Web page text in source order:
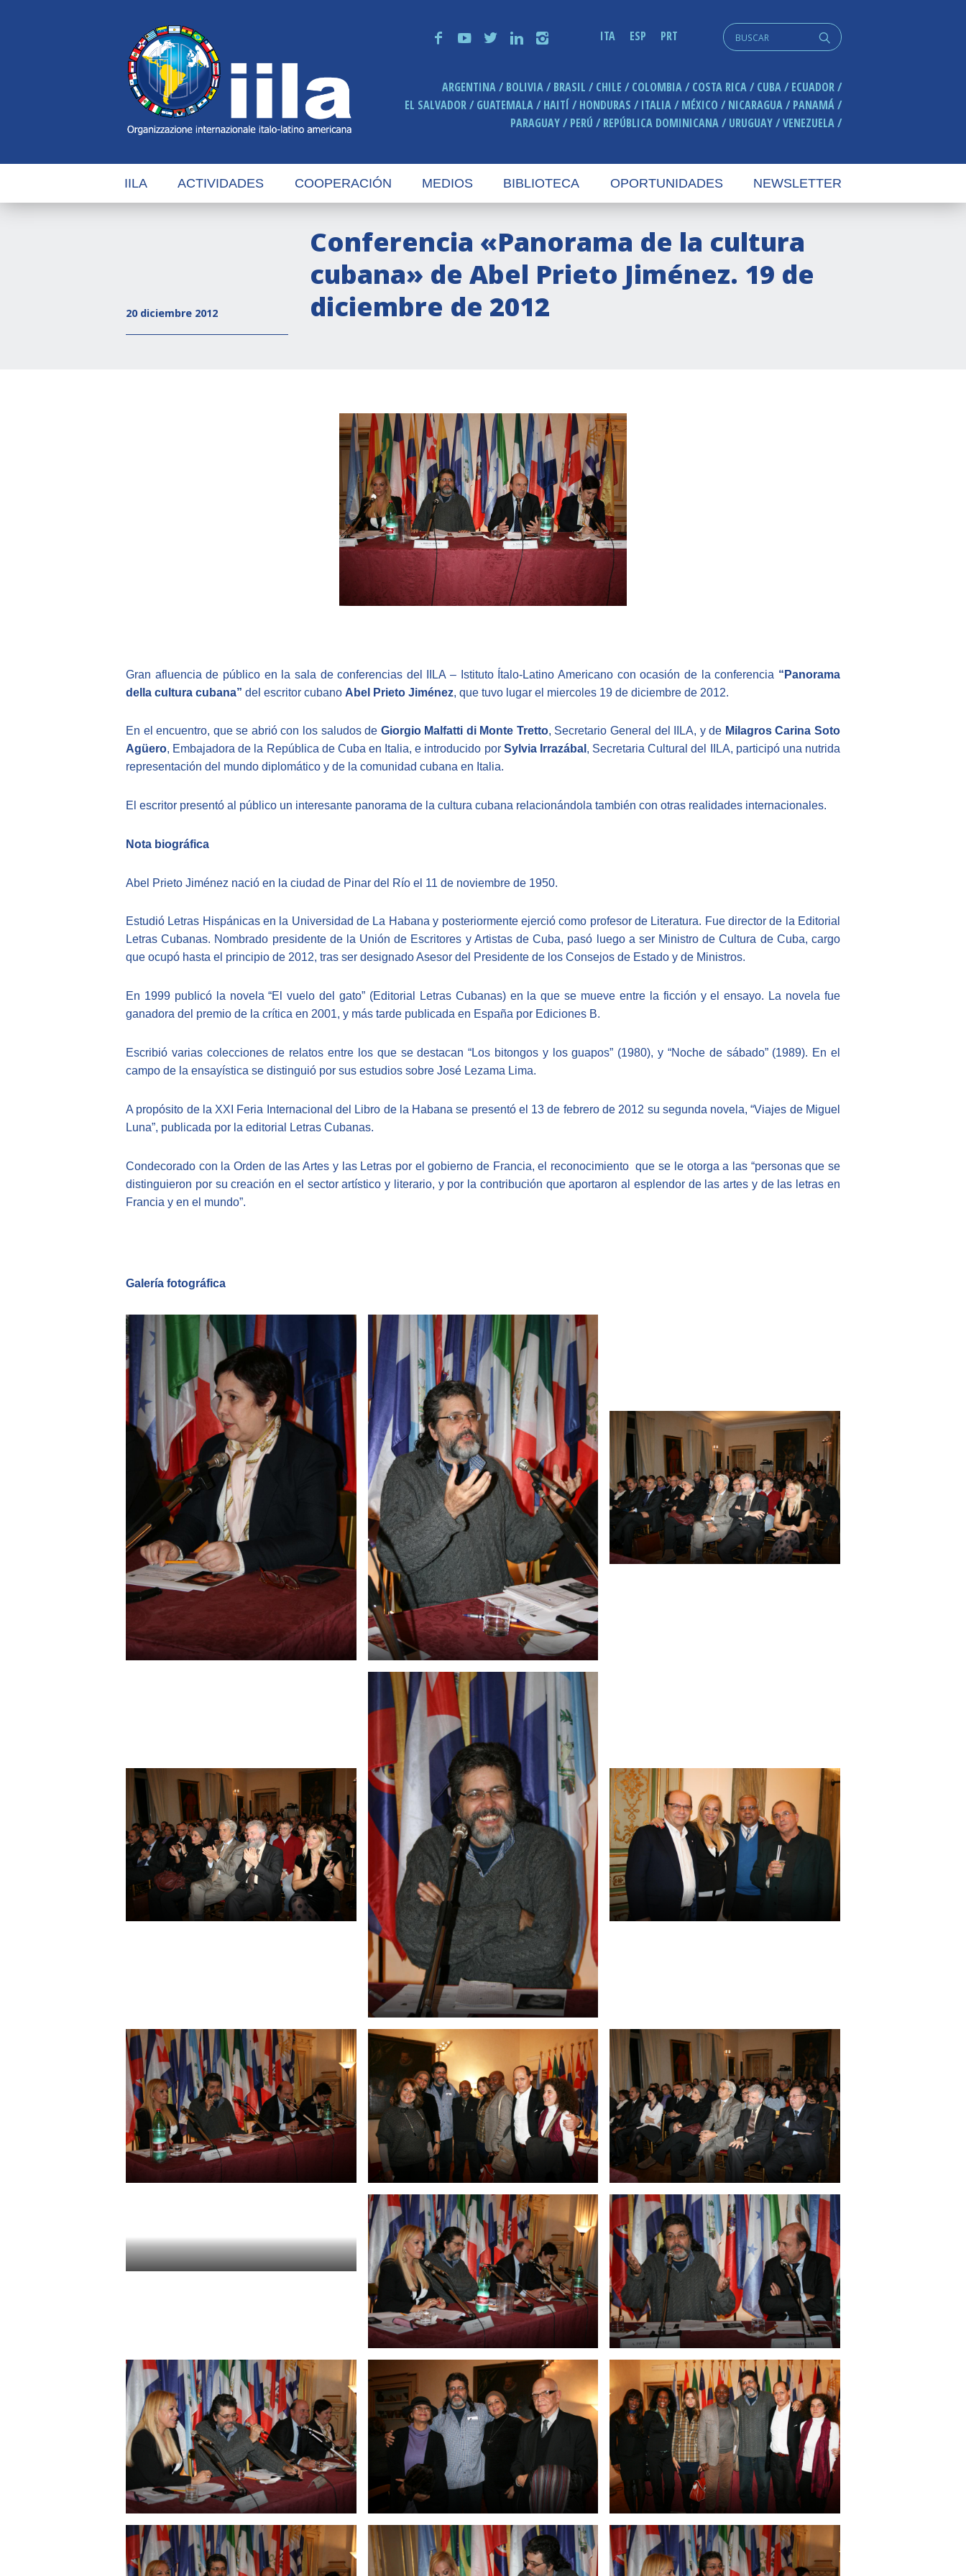
f y t n i ITA ESP PRT q
Search
for:
ARGENTINA BOLIVIA BRASIL CHILE COLOMBIA COSTA RICA CUBA
ECUADOR
EL SALVADOR
GUATEMALA HAITÍ HONDURAS ITALIA MÉXICO NICARAGUA
PANAMÁ
PARAGUAY
PERÚ REPÚBLICA DOMINICANA URUGUAY VENEZUELA
IILA ACTIVIDADES COOPERACIÓN MEDIOS BIBLIOTECA OPORTUNIDADES NEWSLETTER
20 diciembre 2012
Conferencia «Panorama de la cultura
cubana» de Abel Prieto Jiménez. 19 de
diciembre de 2012
Gran afluencia de público en la sala de conferencias del IILA – Istituto Ítalo-Latino Americano con ocasión de la conferencia “Panorama
della cultura cubana” del escritor cubano Abel Prieto Jiménez, que tuvo lugar el miercoles 19 de diciembre de 2012.
En el encuentro, que se abrió con los saludos de Giorgio Malfatti di Monte Tretto, Secretario General del IILA, y de Milagros Carina Soto
Agüero, Embajadora de la República de Cuba en Italia, e introducido por Sylvia Irrazábal , Secretaria Cultural del IILA, participó una nutrida
representación del mundo diplomático y de la comunidad cubana en Italia.
El escritor presentó al público un interesante panorama de la cultura cubana relacionándola también con otras realidades internacionales.
Nota biográfica
Abel Prieto Jiménez nació en la ciudad de Pinar del Río el 11 de noviembre de 1950.
Estudió Letras Hispánicas en la Universidad de La Habana y posteriormente ejerció como profesor de Literatura. Fue director de la Editorial
Letras Cubanas. Nombrado presidente de la Unión de Escritores y Artistas de Cuba, pasó luego a ser Ministro de Cultura de Cuba, cargo
que ocupó hasta el principio de 2012, tras ser designado Asesor del Presidente de los Consejos de Estado y de Ministros.
En 1999 publicó la novela “El vuelo del gato” (Editorial Letras Cubanas) en la que se mueve entre la ficción y el ensayo. La novela fue
ganadora del premio de la crítica en 2001, y más tarde publicada en España por Ediciones B.
Escribió varias colecciones de relatos entre los que se destacan “Los bitongos y los guapos” (1980), y “Noche de sábado” (1989). En el
campo de la ensayística se distinguió por sus estudios sobre José Lezama Lima.
A propósito de la XXI Feria Internacional del Libro de la Habana se presentó el 13 de febrero de 2012 su segunda novela, “Viajes de Miguel
Luna”, publicada por la editorial Letras Cubanas.
Condecorado con la Orden de las Artes y las Letras por el gobierno de Francia, el reconocimiento que se le otorga a las “personas que se
distinguieron por su creación en el sector artístico y literario, y por la contribución que aportaron al esplendor de las artes y de las letras en
Francia y en el mundo”.
Galería fotogr fica